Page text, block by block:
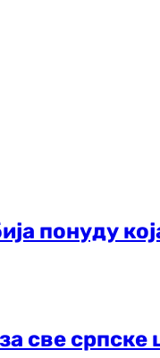
понуду
све